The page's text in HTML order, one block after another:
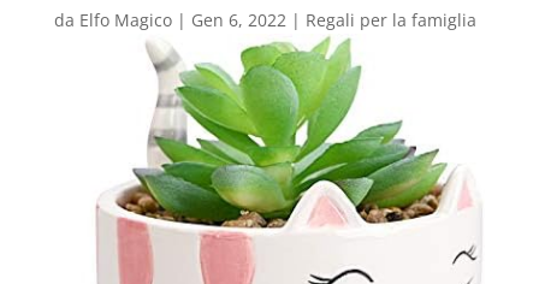
da Elfo Magico| Gen 6, 2022| Regali per la famiglia